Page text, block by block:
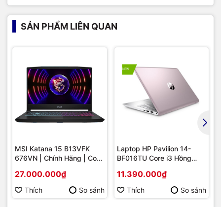
SẢN PHẨM LIÊN QUAN
MSI Katana 15 B13VFK
676VN | Chính Hãng | Core
Giá Tốt
27.000.000₫
Thích So sánh
Laptop HP Pavilion 14-
BF016TU Core i3 Hồng
11.390.000₫
Thích So sánh